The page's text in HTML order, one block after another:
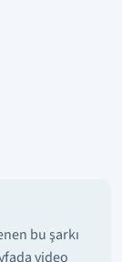
bu şarkı
video